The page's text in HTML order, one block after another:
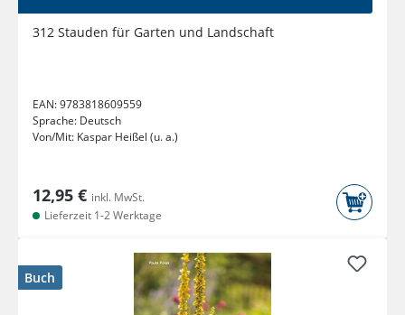
312 Stauden für Garten und Landschaft
EAN:9783818609559
Sprache: Deutsch
Von/Mit: Kaspar Heißel (u. a.)
12,95 € inkl. MwSt.
Lieferzeit 1-2 Werktage
Buch